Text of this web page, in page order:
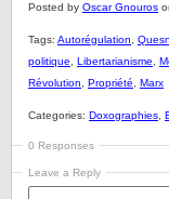
Posted by Oscar Gnouros
Tags: Autorégulation
politique
Libertarianisme
Révolution
Propriété Marx
Categories: Doxographies
0 Responses
Leave a Reply